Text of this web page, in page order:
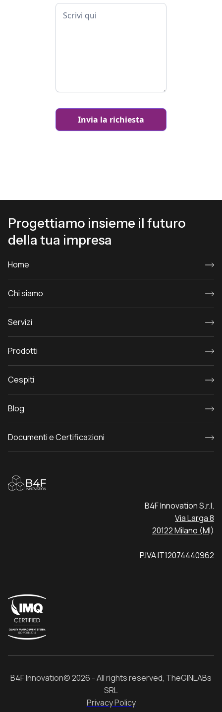
Progettiamo insieme il futuro
della tua impresa
Home
Chi siamo
Servizi
Prodotti
Cespiti
Blog
Documenti e Certificazioni
B4F Innovation S.r.l.
Via Larga 8
20122 Milano (MI)
P.IVA IT12074440962
B4F Innovation© 2026 - All rights reserved, TheGINLABs
SRL
Privacy Policy